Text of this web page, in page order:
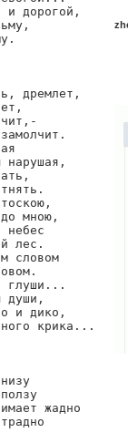
и дорогой,
дремлет,
нарушая,
мною,
небес
лес.
словом
глуши...
души,
и дико,
крика...
жадно